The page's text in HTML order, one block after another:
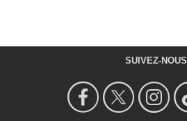
SUIVEZ-NOUS